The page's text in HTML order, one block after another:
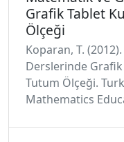
Grafik Tablet
Ölçeği
Koparan, T.
Derslerinde Grafik
Tutum Ölçeği.
Mathematics